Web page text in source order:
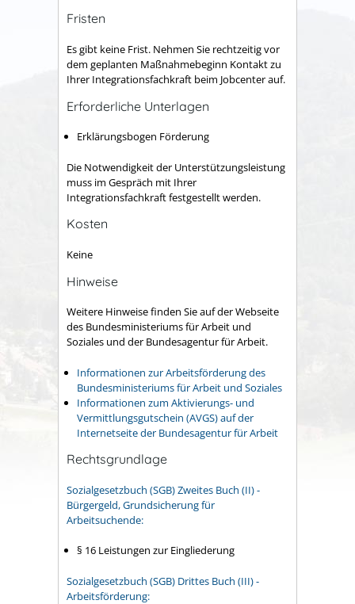
Fristen
Es gibt keine Frist. Nehmen Sie rechtzeitig vor
dem geplanten Maßnahmebeginn Kontakt zu
Ihrer Integrationsfachkraft beim Jobcenter auf.
Erforderliche Unterlagen
Erklärungsbogen Förderung
Die Notwendigkeit der Unterstützungsleistung
muss im Gespräch mit Ihrer
Integrationsfachkraft festgestellt werden.
Kosten
Keine
Hinweise
Weitere Hinweise finden Sie auf der Webseite
des Bundesministeriums für Arbeit und
Soziales und der Bundesagentur für Arbeit.
Informationen zur Arbeitsförderung des
Bundesministeriums für Arbeit und Soziales
Informationen zum Aktivierungs- und
Vermittlungsgutschein (AVGS) auf der
Internetseite der Bundesagentur für Arbeit
Rechtsgrundlage
Sozialgesetzbuch (SGB) Zweites Buch (II) -
Bürgergeld, Grundsicherung für
Arbeitsuchende:
§ 16 Leistungen zur Eingliederung
Sozialgesetzbuch (SGB) Drittes Buch (III) -
Arbeitsförderung: